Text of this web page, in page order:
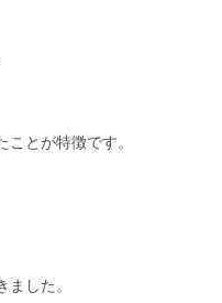
とが特徴です。
した。